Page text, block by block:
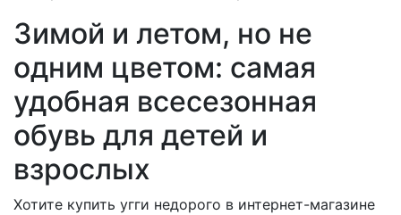
Зимой и летом, но не
одним цветом: самая
удобная всесезонная
обувь для детей и
взрослых
Хотите купить угги недорого в интернет-магазине